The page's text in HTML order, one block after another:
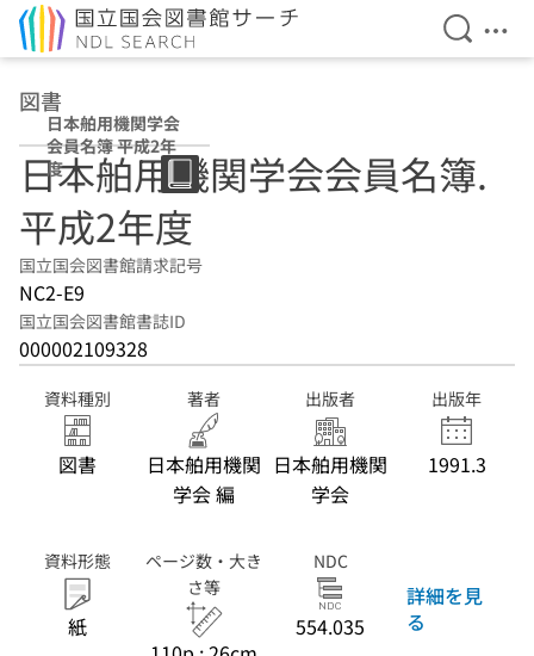
検索を
メ
図書
日本舶用機関学会
会員名簿 平成2年
度
日本舶用機関学会会員名簿.
平成2年度
国立国会図書館請求記号
NC2-E9
国立国会図書館書誌ID
000002109328
資料種別
図書
著者
日本舶用機関
学会 編
出版者
日本舶用機関
学会
出版年
1991.3
資料形態
紙
ページ数・大き
さ等
NDC
554.035
詳細を見
る